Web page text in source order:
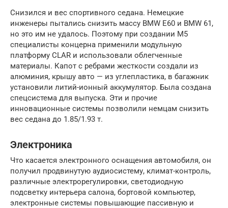
Снизился и вес спортивного седана. Немецкие
инженеры пытались снизить массу BMW Е60 и BMW 61,
но это им не удалось. Поэтому при создании М5
специалисты концерна применили модульную
платформу CLAR и использовали облегченные
материалы. Капот с ребрами жесткости создали из
алюминия, крышу авто — из углепластика, в багажник
установили литий-ионный аккумулятор. Была создана
спецсистема для выпуска. Эти и прочие
инновационные системы позволили немцам снизить
вес седана до 1.85/1.93 т.
Электроника
Что касается электронного оснащения автомобиля, он
получил продвинутую аудиосистему, климат-контроль,
различные электрорегулировки, светодиодную
подсветку интерьера салона, бортовой компьютер,
электронные системы повышающие пассивную и